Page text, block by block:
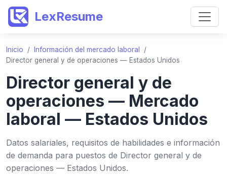
LexResume
Inicio / Información del mercado laboral
/
Director general y de operaciones — Estados Unidos
Director general y de
operaciones — Mercado
laboral — Estados Unidos
Datos salariales, requisitos de habilidades e información
de demanda para puestos de Director general y de
operaciones — Estados Unidos.